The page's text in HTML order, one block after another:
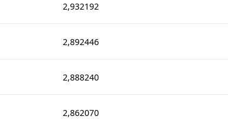
2,932192
2,892446
2,888240
2,862070